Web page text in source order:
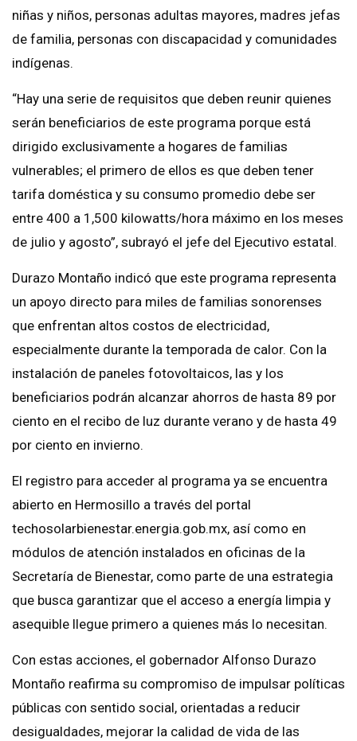
niñas y niños, personas adultas mayores, madres jefas
de familia, personas con discapacidad y comunidades
indígenas.
“Hay una serie de requisitos que deben reunir quienes
serán beneficiarios de este programa porque está
dirigido exclusivamente a hogares de familias
vulnerables; el primero de ellos es que deben tener
tarifa doméstica y su consumo promedio debe ser
entre 400 a 1,500 kilowatts/hora máximo en los meses
de julio y agosto”, subrayó el jefe del Ejecutivo estatal.
Durazo Montaño indicó que este programa representa
un apoyo directo para miles de familias sonorenses
que enfrentan altos costos de electricidad,
especialmente durante la temporada de calor. Con la
instalación de paneles fotovoltaicos, las y los
beneficiarios podrán alcanzar ahorros de hasta 89 por
ciento en el recibo de luz durante verano y de hasta 49
por ciento en invierno.
El registro para acceder al programa ya se encuentra
abierto en Hermosillo a través del portal
techosolarbienestar.energia.gob.mx, así como en
módulos de atención instalados en oficinas de la
Secretaría de Bienestar, como parte de una estrategia
que busca garantizar que el acceso a energía limpia y
asequible llegue primero a quienes más lo necesitan.
Con estas acciones, el gobernador Alfonso Durazo
Montaño reafirma su compromiso de impulsar políticas
públicas con sentido social, orientadas a reducir
desigualdades, mejorar la calidad de vida de las